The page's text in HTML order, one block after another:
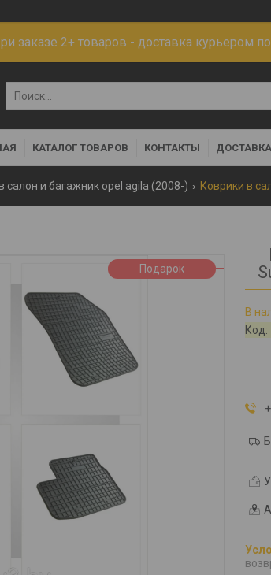
заказе 2+ товаров - доставка курьером
КАТАЛОГ ТОВАРОВ КОНТАКТЫ
салон и багажник opel agila (2008-)
Подарок
В
Код: